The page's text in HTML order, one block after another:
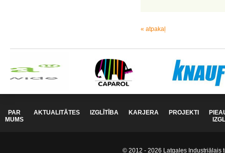
« atpakaļ
PAR
MUMS
AKTUALITĀTES IZGLĪTĪBA KARJERA PROJEKTI
© 2012 - 2026 Latgales Industriālais